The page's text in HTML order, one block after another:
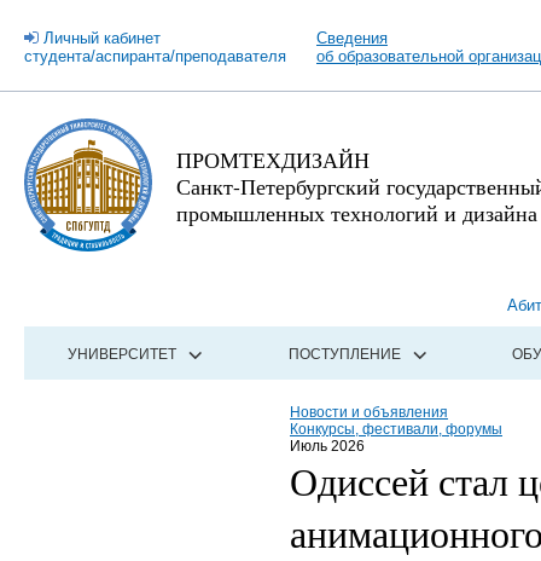
Личный кабинет
студента/аспиранта/преподавателя
Сведения
об образовательной
ПРОМТЕХДИЗАЙН
Санкт-Петербургский
промышленных технологий и дизайна
УНИВЕРСИТЕТ ПОСТУПЛЕНИЕ
Новости и объявления
Конкурсы, фестивали, форумы
Июль 2026
Одиссей стал